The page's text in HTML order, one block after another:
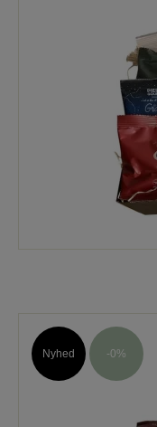
Nyhed -0%